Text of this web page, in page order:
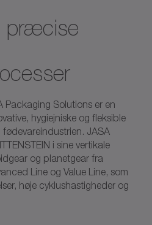
præcise
Packaging Solutions er en
hygiejniske og fleksible
JASA
i sine vertikale
og planetgear fra
Line og Value Line, som
høje cyklushastigheder og